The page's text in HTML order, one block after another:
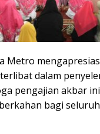
Metro
dalam
pengajian akbar
bagi